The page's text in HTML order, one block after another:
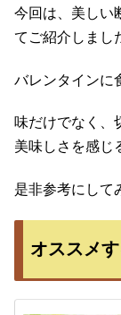
今回は、美しい
てご紹介しま
バレンタインに
味だけでなく、
美味しさを感じ
是非参考にして
オススメ